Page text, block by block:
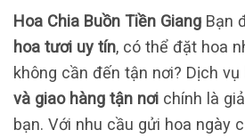
Hoa Chia Buồn Tiền Giang Bạn
hoa tươi uy tín, có thể đặt hoa
không cần đến tận nơi? Dịch vụ
và giao hàng tận nơi chính là
bạn. Với nhu cầu gửi hoa ngày